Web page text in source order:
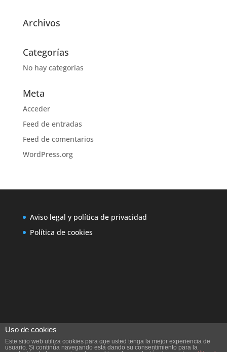
Archivos
Categorías
No hay categorías
Meta
Acceder
Feed de entradas
Feed de comentarios
WordPress.org
Aviso legal y política de privacidad
Política de cookies
Uso de cookies
Este sitio web utiliza cookies para que usted tenga la mejor experiencia de
usuario. Si continúa navegando está dando su consentimiento para la